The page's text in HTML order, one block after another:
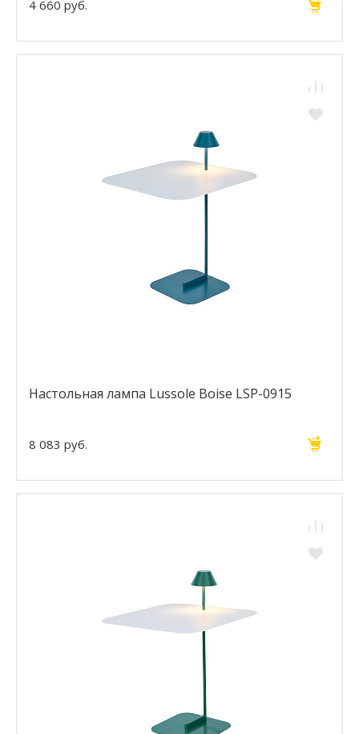
4 660 руб.
Настольная лампа Lussole Boise LSP-0915
8 083 руб.